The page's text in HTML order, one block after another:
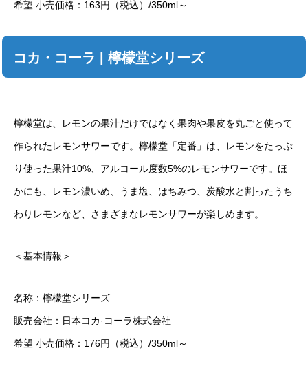
希望 小売価格：163円（税込）/350ml～
コカ・コーラ | 檸檬堂シリーズ
檸檬堂は、レモンの果汁だけではなく果肉や果皮を丸ごと使って
作られたレモンサワーです。檸檬堂「定番」は、レモンをたっぷ
り使った果汁10%、アルコール度数5%のレモンサワーです。ほ
かにも、レモン濃いめ、うま塩、はちみつ、炭酸水と割ったうち
わりレモンなど、さまざまなレモンサワーが楽しめます。
＜基本情報＞
名称：檸檬堂シリーズ
販売会社：日本コカ·コーラ株式会社
希望 小売価格：176円（税込）/350ml～